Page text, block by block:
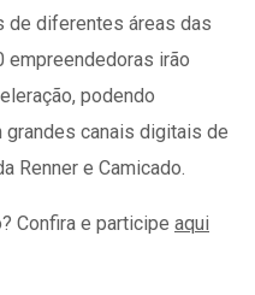
diferentes áreas das
empreendedoras irão
podendo
canais digitais de
Renner e Camicado.
Confira e participe aqui